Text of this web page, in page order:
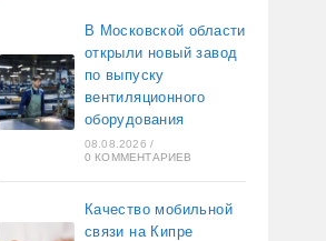
В Московской области
открыли новый завод
по выпуску
вентиляционного
оборудования
08.08.2026 /
0 КОММЕНТАРИЕВ
Качество мобильной
связи на Кипре